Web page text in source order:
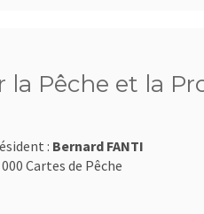
Pêche et la
: Bernard FANTI
000 Cartes de Pêche